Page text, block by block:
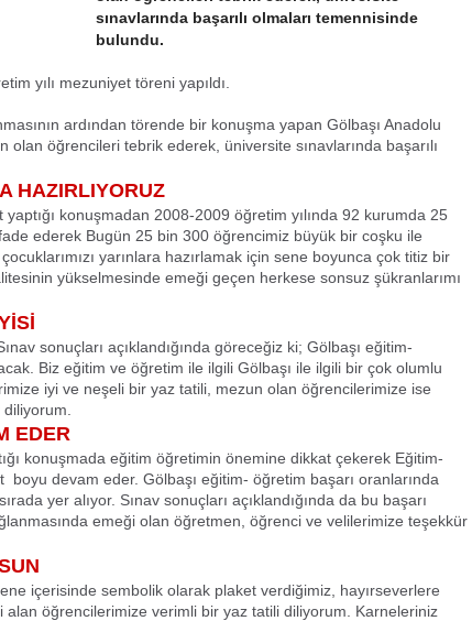
sınavlarında başarılı olmaları temennisinde
bulundu.
yılı mezuniyet töreni yapıldı.
ardından törende bir konuşma yapan Gölbaşı Anadolu
olan öğrencileri tebrik ederek, üniversite sınavlarında başarılı
HAZIRLIYORUZ
konuşmadan 2008-2009 öğretim yılında 92 kurumda 25
ederek Bugün 25 bin 300 öğrencimiz büyük bir coşku ile
yarınlara hazırlamak için sene boyunca çok titiz bir
yükselmesinde emeği geçen herkese sonsuz şükranlarımı
sonuçları açıklandığında göreceğiz ki; Gölbaşı eğitim-
Biz eğitim ve öğretim ile ilgili Gölbaşı ile ilgili bir çok olumlu
iyi ve neşeli bir yaz tatili, mezun olan öğrencilerimize ise
EDER
konuşmada eğitim öğretimin önemine dikkat çekerek Eğitim-
boyu devam eder. Gölbaşı eğitim- öğretim başarı oranlarında
yer alıyor. Sınav sonuçları açıklandığında da bu başarı
emeği olan öğretmen, öğrenci ve velilerimize teşekkür
içerisinde sembolik olarak plaket verdiğimiz, hayırseverlere
öğrencilerimize verimli bir yaz tatili diliyorum. Karneleriniz